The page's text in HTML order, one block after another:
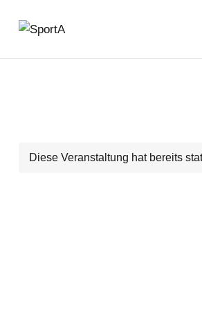
Diese Veranstaltung hat bereits